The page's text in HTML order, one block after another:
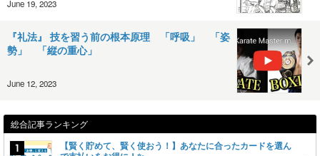
June 19, 2023
『礼法』 技を習う前の根本原理 「呼吸」 「姿
勢」 「縦の重心」
June 12, 2023
総合記事ランキング
【賢く貯めて、賢く使おう！】あなたに合ったカードを選ん